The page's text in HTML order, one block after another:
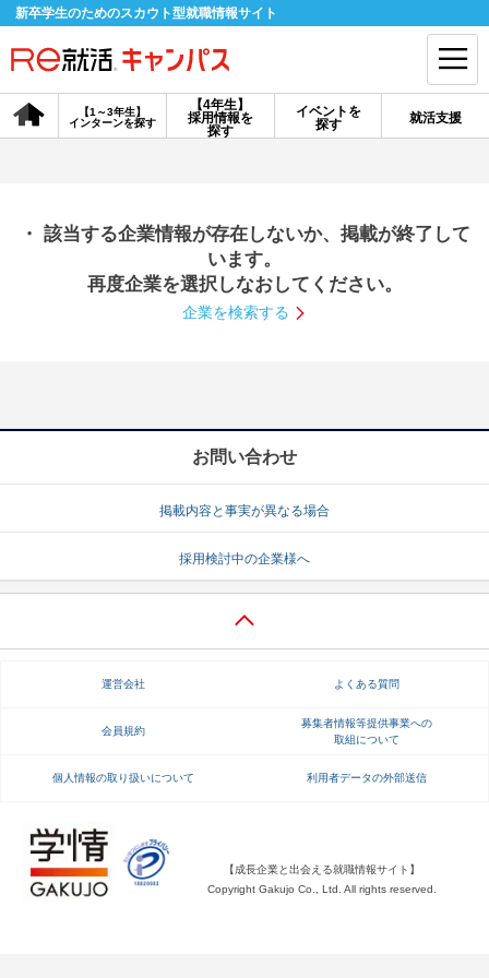
新卒学生のためのスカウト型就職情報サイト
【4年生】
採用情報を
探す
【1～3年生】
インターンを探す
イベントを
探す
就活支援
会員登録 ログイン
探す
【4年生】
説明会を探す
就活ノウハウ・サポート
就活ノウハウが満載！ お役立ち記事・相談室など
就活ニュースペーパー よくある質問
不明点があればこちら
・ 該当する企業情報が存在しないか、掲載が終了して
います。
再度企業を選択しなおしてください。
企業を検索する
お問い合わせ
掲載内容と事実が異なる場合
採用検討中の企業様へ
運営会社 よくある質問
会員規約
募集者情報等提供事業への
取組について
個人情報の取り扱いについて 利用者データの外部送信
【成長企業と出会える就職情報サイト】
Copyright Gakujo Co., Ltd. All rights reserved.